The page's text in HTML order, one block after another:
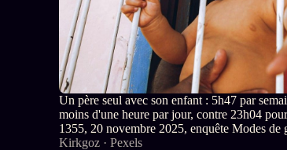
Un père seul avec son enfant : 5h47 par
moins d'une heure par jour, contre 23h04
1355, 20 novembre 2025, enquête Modes de
Kirkgoz · Pexels